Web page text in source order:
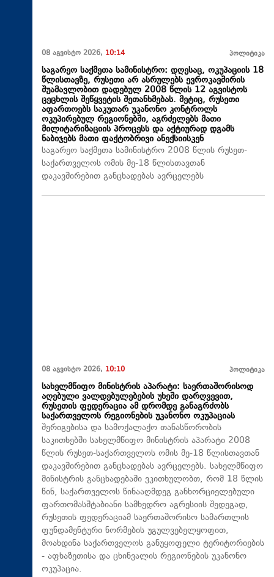
08 აგვისტო 2026, 10:14 პოლიტიკა
საგარეო საქმეთა სამინისტრო: დღესაც, ოკუპაციის 18
წლისთავზე, რუსეთი არ ასრულებს ევროკავშირის
შუამავლობით დადებულ 2008 წლის 12 აგვისტოს
ცეცხლის შეწყვეტის შეთანხმებას. მეტიც, რუსეთი
აფართოებს საკუთარ უკანონო კონტროლს
ოკუპირებულ რეგიონებში, აგრძელებს მათი
მილიტარიზაციის პროცესს და აქტიურად დგამს
ნაბიჯებს მათი ფაქტობრივი ანექსიისკენ
საგარეო საქმეთა სამინისტრო 2008 წლის რუსეთ-
საქართველოს ომის მე-18 წლისთავთან
დაკავშირებით განცხადებას ავრცელებს
08 აგვისტო 2026, 10:10 პოლიტიკა
სახელმწიფო მინისტრის აპარატი: საერთაშორისოდ
აღებული ვალდებულებების უხეში დარღვევით,
რუსეთის ფედერაცია ამ დრომდე განაგრძობს
საქართველოს რეგიონების უკანონო ოკუპაციას
შერიგებისა და სამოქალაქო თანასწორობის
საკითხებში სახელმწიფო მინისტრის აპარატი 2008
წლის რუსეთ-საქართველოს ომის მე-18 წლისთავთან
დაკავშირებით განცხადებას ავრცელებს. სახელმწიფო
მინისტრის განცხადებაში ვკითხულობთ, რომ 18 წლის
წინ, საქართველოს წინააღმდეგ განხორციელებული
ფართომასშტაბიანი სამხედრო აგრესიის შედეგად,
რუსეთის ფედერაციამ საერთაშორისო სამართლის
ფუნდამენტური ნორმების უგულვებელყოფით,
მოახდინა საქართველოს განუყოფელი ტერიტორიების
- აფხაზეთისა და ცხინვალის რეგიონების უკანონო
ოკუპაცია.